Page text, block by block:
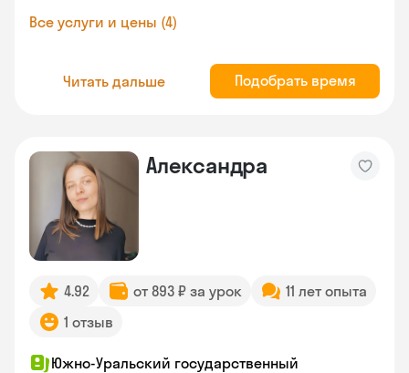
Все услуги и цены (4)
Читать дальше Подобрать время
Александра
4.92 от 893 ₽ за урок
11 лет опыта
1 отзыв
Южно-Уральский государственный